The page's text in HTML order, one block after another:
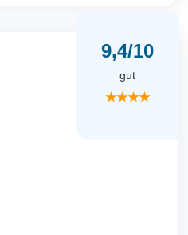
9,4/10
gut
★★★★